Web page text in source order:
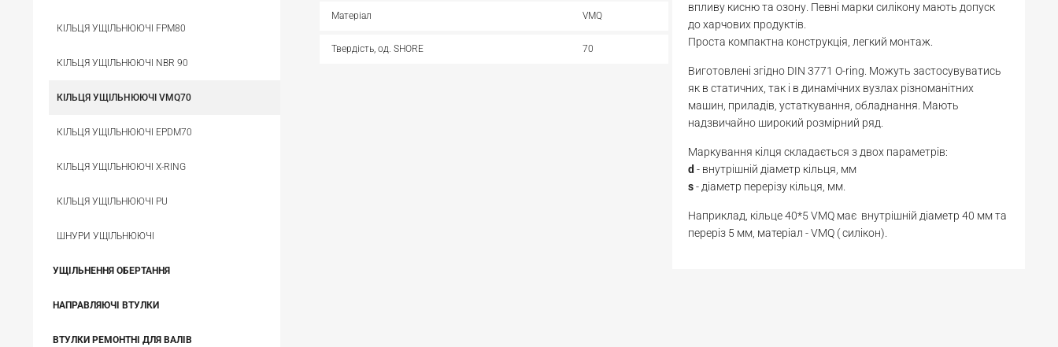
КІЛЬЦЯ УЩІЛЬНЮЮЧІ FPM80
КІЛЬЦЯ УЩІЛЬНЮЮЧІ NBR 90
КІЛЬЦЯ УЩІЛЬНЮЮЧІ VMQ70
КІЛЬЦЯ УЩІЛЬНЮЮЧІ EPDM70
КІЛЬЦЯ УЩІЛЬНЮЮЧІ X-RING
КІЛЬЦЯ УЩІЛЬНЮЮЧІ PU
ШНУРИ УЩІЛЬНЮЮЧІ
УЩІЛЬНЕННЯ ОБЕРТАННЯ
НАПРАВЛЯЮЧІ ВТУЛКИ
ВТУЛКИ РЕМОНТНІ ДЛЯ ВАЛІВ
Матеріал VMQ
Твердість, од. SHORE 70
впливу кисню та озону. Певні марки силікону мають допуск
до харчових продуктів.
Проста компактна конструкція, легкий монтаж.
Виготовлені згідно DIN 3771 O-ring. Можуть застосувуватись
як в статичних, так і в динамічних вузлах різноманітних
машин, приладів, устаткування, обладнання. Мають
надзвичайно широкий розмірний ряд.
Маркування кілця складається з двох параметрів:
d - внутрішній діаметр кільця, мм
s- діаметр перерізу кільця, мм.
Наприклад, кільце 40*5 VMQ має внутрішній діаметр 40 мм та
переріз 5 мм, матеріал - VMQ ( силікон).